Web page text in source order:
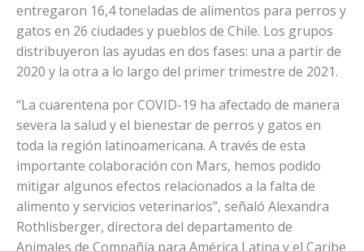
entregaron 16,4 toneladas de alimentos para perros y
gatos en 26 ciudades y pueblos de Chile. Los grupos
distribuyeron las ayudas en dos fases: una a partir de
2020 y la otra a lo largo del primer trimestre de 2021.
“La cuarentena por COVID-19 ha afectado de manera
severa la salud y el bienestar de perros y gatos en
toda la región latinoamericana. A través de esta
importante colaboración con Mars, hemos podido
mitigar algunos efectos relacionados a la falta de
alimento y servicios veterinarios”, señaló Alexandra
Rothlisberger, directora del departamento de
Animales de Compañía para América Latina y el Caribe